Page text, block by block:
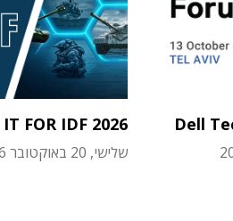
Dell
IT FOR IDF 2026
שלישי, 20 באוקטובר 2026